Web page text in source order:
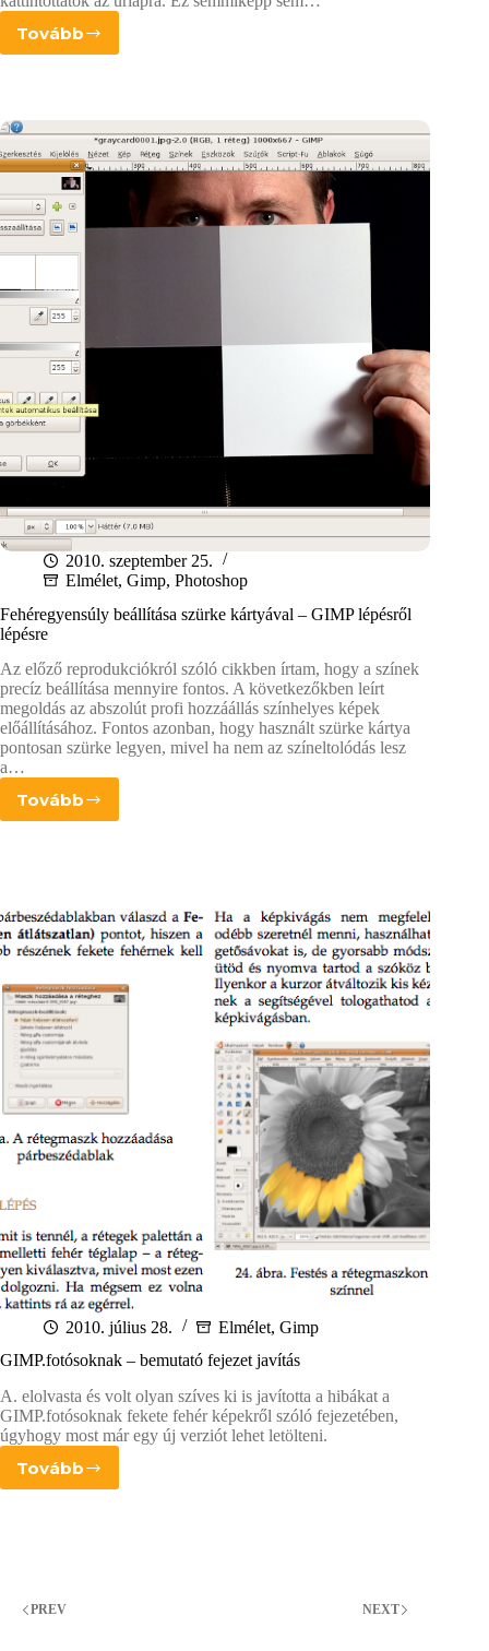
TovábbGIMP.Fotósoknak
2010. szeptember 25.
Elmélet, Gimp, Photoshop
Fehéregyensúly beállítása szürke kártyával – GIMP lépésről
lépésre
Az előző reprodukciókról szóló cikkben írtam, hogy a színek
precíz beállítása mennyire fontos. A következőkben leírt
megoldás az abszolút profi hozzáállás színhelyes képek
előállításához. Fontos azonban, hogy használt szürke kártya
pontosan szürke legyen, mivel ha nem az színeltolódás lesz
a…
TovábbFehéregyensúly
GIMP
lépésről
lépésre
2010. július 28. Elmélet, Gimp
GIMP.fotósoknak – bemutató fejezet javítás
A. elolvasta és volt olyan szíves ki is javította a hibákat a
GIMP.fotósoknak fekete fehér képekről szóló fejezetében,
úgyhogy most már egy új verziót lehet letölteni.
TovábbGIMP.fotósoknak
PREV NEXT